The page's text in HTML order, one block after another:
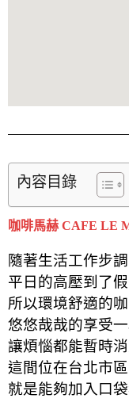
內容目錄
咖啡馬赫 CAFE LE
隨著生活工作步
平日的高壓到了
所以環境舒適的
悠悠哉哉的享受
讓煩惱都能暫時
這間位在台北市
就是能夠加入口